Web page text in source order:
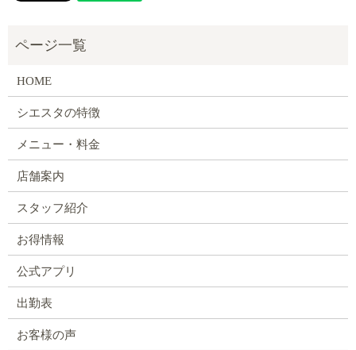
HOME
シエスタの特徴
メニュー・料金
店舗案内
スタッフ紹介
お得情報
公式アプリ
出勤表
お客様の声